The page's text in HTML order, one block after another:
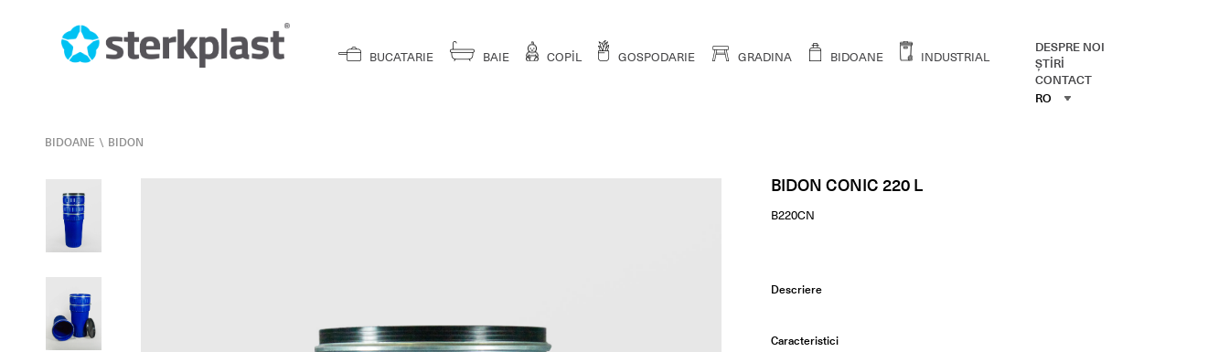
BUCATARIE BAIE COPİL GOSPODARIE GRADINA BIDOANE INDUSTRIAL
DESPRE NOI
ŞTİRİ
CONTACT
RO
BIDOANE \ BIDON
BIDON CONIC 220 L
B220CN
Descriere
Caracteristici